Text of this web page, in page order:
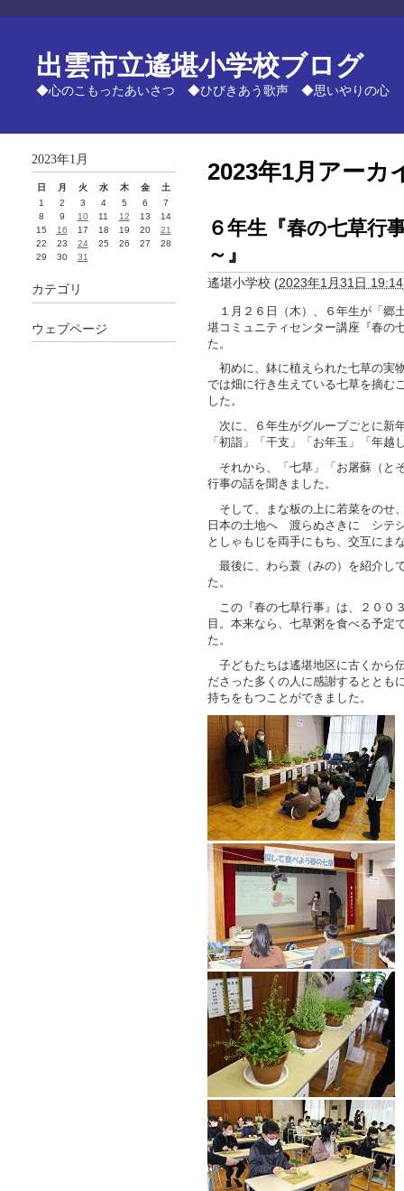
出雲市立遙堪小学校ブログ
◆心のこもったあいさつ ◆ひびきあう歌声 ◆思いやりの心
2023年1月アーカ
６年生『春の七草行
～』
遙堪小学校 (2023年1月31日 19:14
１月２６日（木）、６年生が「郷
堪コミュニティセンター講座『春の
た。
初めに、鉢に植えられた七草の実
では畑に行き生えている七草を摘む
した。
次に、６年生がグループごとに新
「初詣」「干支」「お年玉」「年
それから、「七草」「お屠蘇（と
行事の話を聞きました。
そして、まな板の上に若菜をの
日本の土地へ 渡らぬさきに シテ
としゃもじを両手にもち、交互にま
最後に、わら蓑（みの）を紹介し
た。
この『春の七草行事』は、２００
目。本来なら、七草粥を食べる予定
た。
子どもたちは遙堪地区に古くから
ださった多くの人に感謝するととも
持ちをもつことができました。
2023年1月
日 月 火 水 木 金
土
1
2 3 4 5 6
7
8
9 10 11 12 13
14
15
16 17 18 19 20
21
22
23 24 25 26 27
28
29
30 31
カテゴリ
ウェブページ